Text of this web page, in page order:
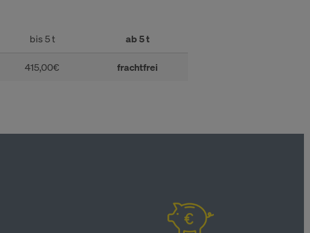
bis 5 t ab 5 t
415,00€ frachtfrei